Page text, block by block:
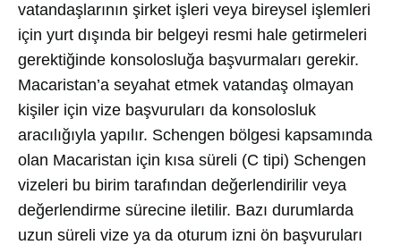
vatandaşlarının şirket işleri veya bireysel işlemleri
için yurt dışında bir belgeyi resmi hale getirmeleri
gerektiğinde konsolosluğa başvurmaları gerekir.
Macaristan’a seyahat etmek vatandaş olmayan
kişiler için vize başvuruları da konsolosluk
aracılığıyla yapılır. Schengen bölgesi kapsamında
olan Macaristan için kısa süreli (C tipi) Schengen
vizeleri bu birim tarafından değerlendirilir veya
değerlendirme sürecine iletilir. Bazı durumlarda
uzun süreli vize ya da oturum izni ön başvuruları